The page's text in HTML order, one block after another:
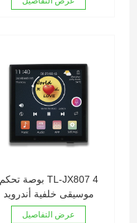
TL-JX807 4 بوصة تحكم
موسيقى خلفية أندرويد
عرض التفاصيل